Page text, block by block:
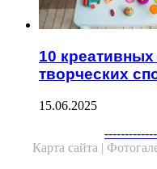
10
творческих
15.06.2025
Карта сайта |